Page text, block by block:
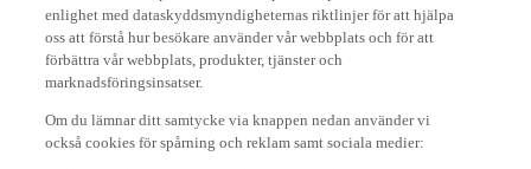
enlighet med dataskyddsmyndigheternas riktlinjer för att hjälpa
oss att förstå hur besökare använder vår webbplats och för att
förbättra vår webbplats, produkter, tjänster och
marknadsföringsinsatser.
Om du lämnar ditt samtycke via knappen nedan använder vi
också cookies för spårning och reklam samt sociala medier: